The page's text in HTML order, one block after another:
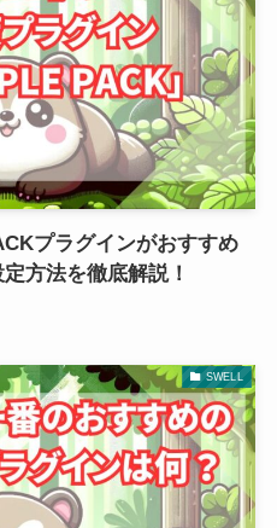
プラグインがおすすめ
方法を徹底解説！
SWELL